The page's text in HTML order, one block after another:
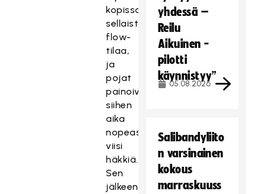
kopissa
sellaista
flow-
tilaa,
ja
pojat
painoivatkin
siihen
aika
nopeasti
viisi
häkkiä.
Sen
jälkeen
yhdessä –
Reilu
Aikuinen -
pilotti
käynnistyy”
05.08.2026
Salibandyliito
n varsinainen
kokous
marraskuuss